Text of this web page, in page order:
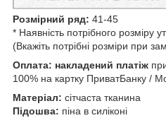
Розмірний ряд: 41-45
* Наявність потрібного розміру
(Вкажіть потрібні розміри при
Оплата: накладений платіж
100% на картку ПриватБанку /
Матеріал: сітчаста тканина
Підошва: піна в силіконі